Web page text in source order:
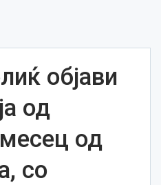
објави
од
од
со